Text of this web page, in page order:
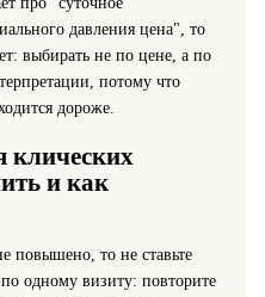
давления цена", то
выбирать не по цене, а по
потому что
дороже.
клических
и как
повышено, то не ставьте
одному визиту: повторите